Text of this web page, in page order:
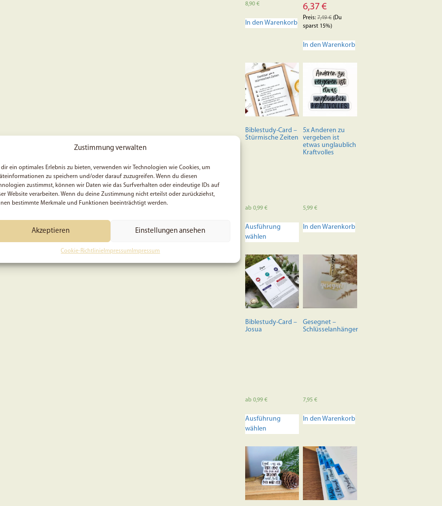
Zustimmung verwalten
dir ein optimales Erlebnis zu bieten, verwenden wir Technologien wie Cookies, um
zu speichern und/oder darauf zuzugreifen. Wenn du diesen
zustimmst, können wir Daten wie das Surfverhalten oder eindeutige IDs auf
Website verarbeiten. Wenn du deine Zustimmung nicht erteilst oder zurückziehst,
bestimmte Merkmale und Funktionen beeinträchtigt werden.
Akzeptieren Einstellungen ansehen
Cookie-Richtlinie Impressum Impressum
8,90 €
In den Warenkorb
6,37€
Preis:7,49€(Du
sparst 15%)
In den Warenkorb
Biblestudy-Card –
Stürmische Zeiten
ab 0,99 €
Ausführung
wählen
Produkt
Varianten
auf.
Die
Optionen
können
auf
der
Produktseite
5x Anderen zu
vergeben ist
etwas unglaublich
Kraftvolles
5,99€
In den Warenkorb
Biblestudy-Card –
Josua
ab 0,99 €
Ausführung
wählen
Produkt
Varianten
auf.
Die
Optionen
können
auf
Gesegnet –
Schlüsselanhänger
7,95€
In den Warenkorb